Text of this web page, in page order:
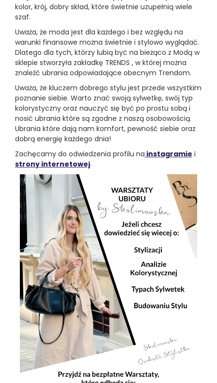
kolor, krój, dobry skład, które świetnie uzupełnią wiele
szaf.
Uważa, że moda jest dla każdego i bez względu na
warunki finansowe można świetnie i stylowo wyglądać.
Dlatego dla tych, którzy lubią być na bieżąco z Modą w
sklepie stworzyła zakładkę TRENDS , w której można
znaleźć ubrania odpowiadające obecnym Trendom.
Uważa, że kluczem dobrego stylu jest przede wszystkim
poznanie siebie. Warto znać swoją sylwetkę, swój typ
kolorystyczny oraz nauczyć się być po prostu sobą i
nosić ubrania które są zgodne z naszą osobowością.
Ubrania które dają nam komfort, pewność siebie oraz
dobrą energię każdego dnia!
Zachęcamy do odwiedzenia profilu na instagramie i
strony internetowej.